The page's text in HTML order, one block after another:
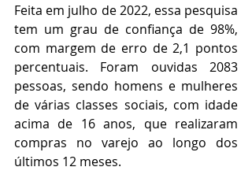
Feita em julho de 2022, essa pesquisa
tem um grau de confiança de 98%,
com margem de erro de 2,1 pontos
percentuais. Foram ouvidas 2083
pessoas, sendo homens e mulheres
de várias classes sociais, com idade
acima de 16 anos, que realizaram
compras no varejo ao longo dos
últimos 12 meses.